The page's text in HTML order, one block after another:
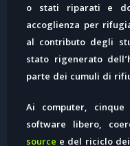
o stati riparati e
accoglienza per
al contributo degli
stato rigenerato
parte dei cumuli di
Ai computer,
software libero,
source e del riciclo dei